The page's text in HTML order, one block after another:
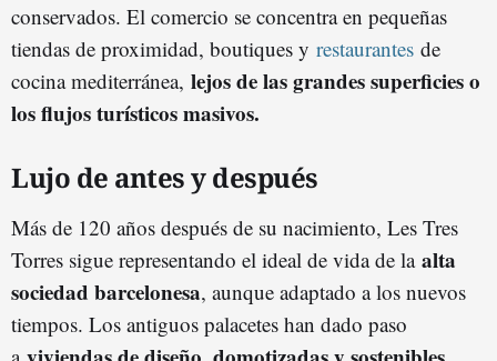
conservados. El comercio se concentra en pequeñas
tiendas de proximidad, boutiques y restaurantes de
cocina mediterránea, lejos de las grandes superficies o
los flujos turísticos masivos.
Lujo de antes y después
Más de 120 años después de su nacimiento, Les Tres
Torres sigue representando el ideal de vida de la alta
sociedad barcelonesa, aunque adaptado a los nuevos
tiempos. Los antiguos palacetes han dado paso